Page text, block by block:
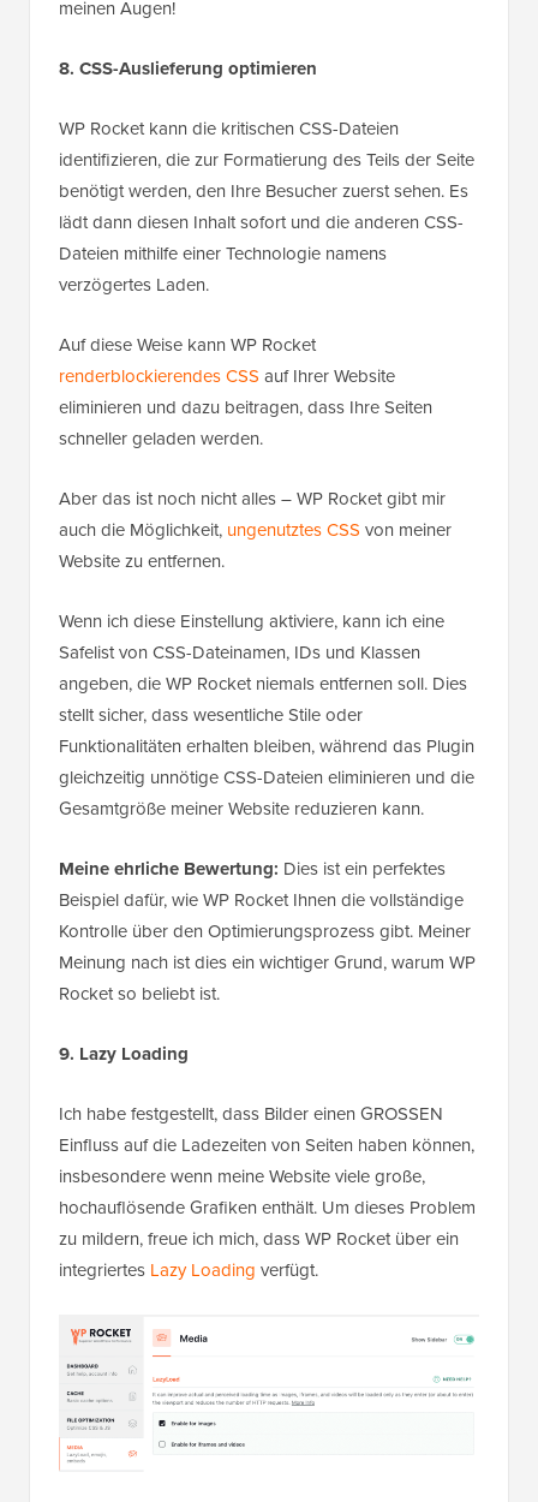
meinen Augen!
8. CSS-Auslieferung optimieren
WP Rocket kann die kritischen CSS-Dateien
identifizieren, die zur Formatierung des Teils der Seite
benötigt werden, den Ihre Besucher zuerst sehen. Es
lädt dann diesen Inhalt sofort und die anderen CSS-
Dateien mithilfe einer Technologie namens
verzögertes Laden.
Auf diese Weise kann WP Rocket
renderblockierendes CSS auf Ihrer Website
eliminieren und dazu beitragen, dass Ihre Seiten
schneller geladen werden.
Aber das ist noch nicht alles – WP Rocket gibt mir
auch die Möglichkeit, ungenutztes CSS von meiner
Website zu entfernen.
Wenn ich diese Einstellung aktiviere, kann ich eine
Safelist von CSS-Dateinamen, IDs und Klassen
angeben, die WP Rocket niemals entfernen soll. Dies
stellt sicher, dass wesentliche Stile oder
Funktionalitäten erhalten bleiben, während das Plugin
gleichzeitig unnötige CSS-Dateien eliminieren und die
Gesamtgröße meiner Website reduzieren kann.
Meine ehrliche Bewertung: Dies ist ein perfektes
Beispiel dafür, wie WP Rocket Ihnen die vollständige
Kontrolle über den Optimierungsprozess gibt. Meiner
Meinung nach ist dies ein wichtiger Grund, warum WP
Rocket so beliebt ist.
9. Lazy Loading
Ich habe festgestellt, dass Bilder einen GROSSEN
Einfluss auf die Ladezeiten von Seiten haben können,
insbesondere wenn meine Website viele große,
hochauflösende Grafiken enthält. Um dieses Problem
zu mildern, freue ich mich, dass WP Rocket über ein
integriertes Lazy Loading verfügt.